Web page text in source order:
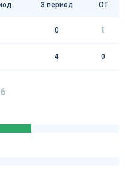
3 период ОТ
0 1
4 0